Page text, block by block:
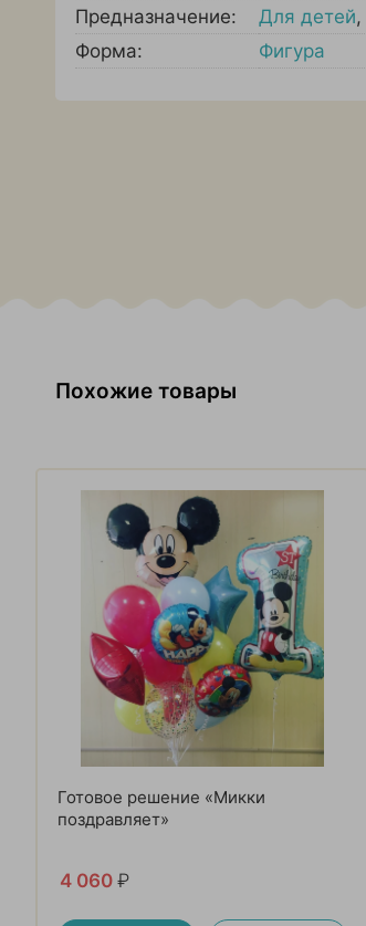
Предназначение:
Для детей,
Форма:
Фигура
Похожие товары
Готовое решение «Микки
поздравляет»
4 060 ₽